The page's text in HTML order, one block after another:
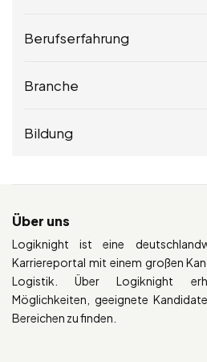
Berufserfahrung
Branche
Bildung
Über uns
Logiknight ist eine
Karriereportal mit einem großen
Logistik. Über Logiknight
Möglichkeiten, geeignete
Bereichen zu finden.